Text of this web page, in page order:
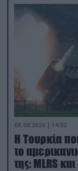
08.08.2026 | 14:02
Η Τουρκία
το
της: MLRS